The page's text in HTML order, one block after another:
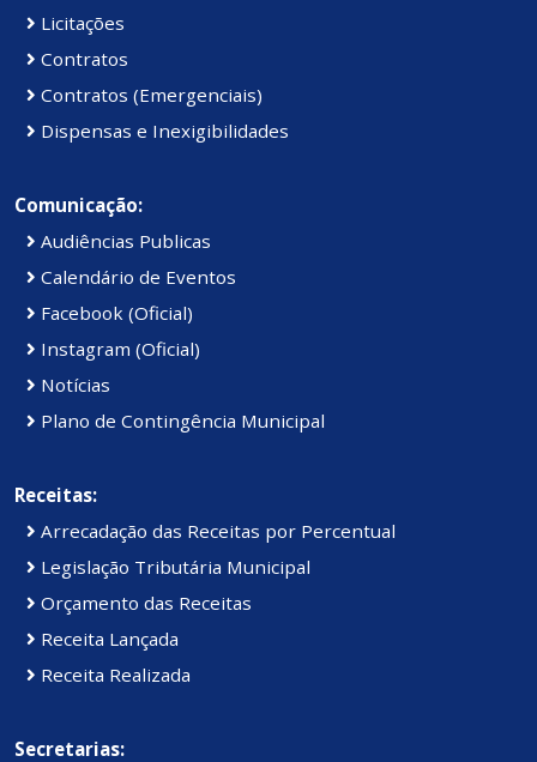
Licitações
Contratos
Contratos (Emergenciais)
Dispensas e Inexigibilidades
Comunicação:
Audiências Publicas
Calendário de Eventos
Facebook (Oficial)
Instagram (Oficial)
Notícias
Plano de Contingência Municipal
Receitas:
Arrecadação das Receitas por Percentual
Legislação Tributária Municipal
Orçamento das Receitas
Receita Lançada
Receita Realizada
Secretarias: